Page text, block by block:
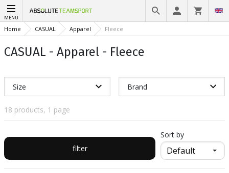
MENU
Home CASUAL Apparel Fleece
CASUAL - Apparel - Fleece
Size Brand
18 products, 1 page
filter
Sort by